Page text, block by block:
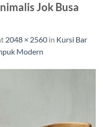
Jok Busa
2048 × 2560 in Kursi Bar
Modern